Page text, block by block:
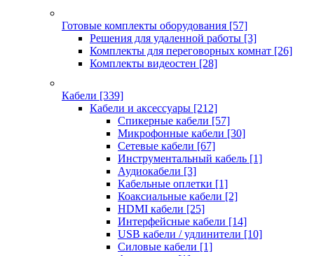
Готовые комплекты оборудования [57]
Решения для удаленной работы [3]
Комплекты для переговорных комнат [26]
Комплекты видеостен [28]
Кабели [339]
Кабели и аксессуары [212]
Спикерные кабели [57]
Микрофонные кабели [30]
Сетевые кабели [67]
Инструментальный кабель [1]
Аудиокабели [3]
Кабельные оплетки [1]
Коаксиальные кабели [2]
HDMI кабели [25]
Интерфейсные кабели [14]
USB кабели / удлинители [10]
Силовые кабели [1]